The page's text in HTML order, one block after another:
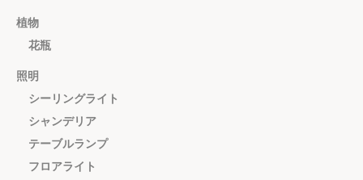
植物
花瓶
照明
シーリングライト
シャンデリア
テーブルランプ
フロアライト